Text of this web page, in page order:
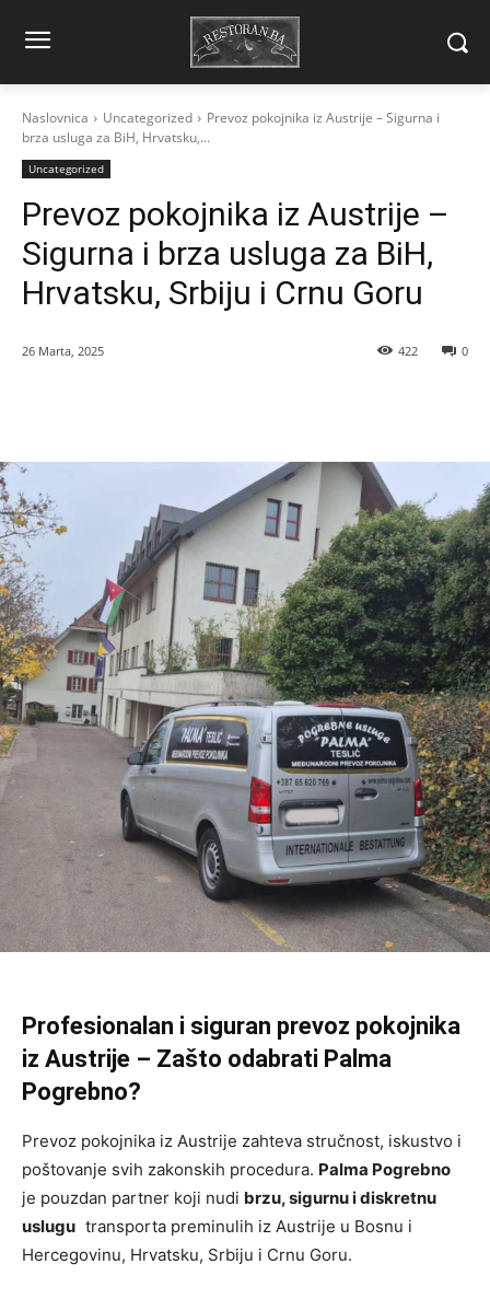
Naslovnica Uncategorized
Prevoz pokojnika iz Austrije – Sigurna i
brza usluga za BiH, Hrvatsku,...
Uncategorized
Prevoz pokojnika iz Austrije –
Sigurna i brza usluga za BiH,
Hrvatsku, Srbiju i Crnu Goru
26 Marta, 2025 0
422
Profesionalan i siguran prevoz pokojnika
iz Austrije – Zašto odabrati Palma
Pogrebno?
Prevoz pokojnika iz Austrije zahteva stručnost, iskustvo i
poštovanje svih zakonskih procedura. Palma Pogrebno
je pouzdan partner koji nudi brzu, sigurnu i diskretnu
uslugu transporta preminulih iz Austrije u Bosnu i
Hercegovinu, Hrvatsku, Srbiju i Crnu Goru.